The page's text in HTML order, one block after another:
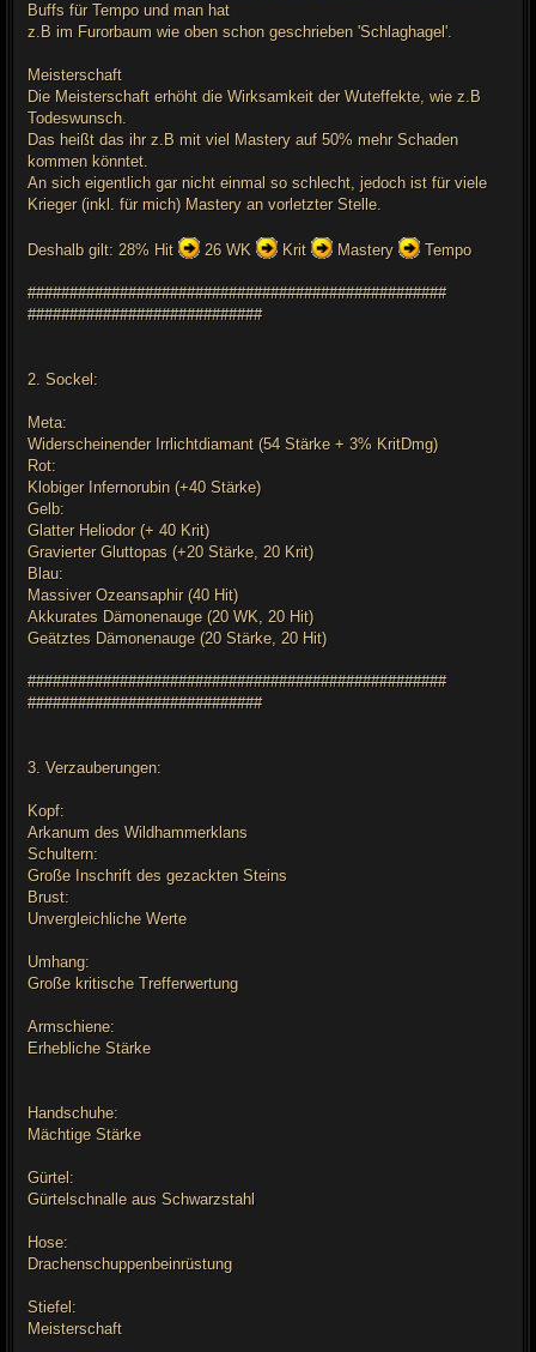
Buffs für Tempo und man hat
z.B im Furorbaum wie oben schon geschrieben 'Schlaghagel'.
Meisterschaft
Die Meisterschaft erhöht die Wirksamkeit der Wuteffekte, wie z.B
Todeswunsch.
Das heißt das ihr z.B mit viel Mastery auf 50% mehr Schaden
kommen könntet.
An sich eigentlich gar nicht einmal so schlecht, jedoch ist für viele
Krieger (inkl. für mich) Mastery an vorletzter Stelle.
Deshalb gilt: 28% Hit 26 WK Krit Mastery Tempo
##################################################
############################
2. Sockel:
Meta:
Widerscheinender Irrlichtdiamant (54 Stärke + 3% KritDmg)
Rot:
Klobiger Infernorubin (+40 Stärke)
Gelb:
Glatter Heliodor (+ 40 Krit)
Gravierter Gluttopas (+20 Stärke, 20 Krit)
Blau:
Massiver Ozeansaphir (40 Hit)
Akkurates Dämonenauge (20 WK, 20 Hit)
Geätztes Dämonenauge (20 Stärke, 20 Hit)
##################################################
############################
3. Verzauberungen:
Kopf:
Arkanum des Wildhammerklans
Schultern:
Große Inschrift des gezackten Steins
Brust:
Unvergleichliche Werte
Umhang:
Große kritische Trefferwertung
Armschiene:
Erhebliche Stärke
Handschuhe:
Mächtige Stärke
Gürtel:
Gürtelschnalle aus Schwarzstahl
Hose:
Drachenschuppenbeinrüstung
Stiefel:
Meisterschaft